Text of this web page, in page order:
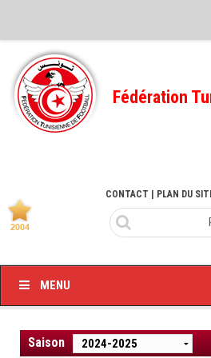
Feuille de match
FMI – 2022/2023
Ligue I – 2022/2023
Ligue I – 2020/2021
Ligue I – 2019/2020
–Ligue I-
Fédération
CONTACT | PLAN DU
MENU
Saison